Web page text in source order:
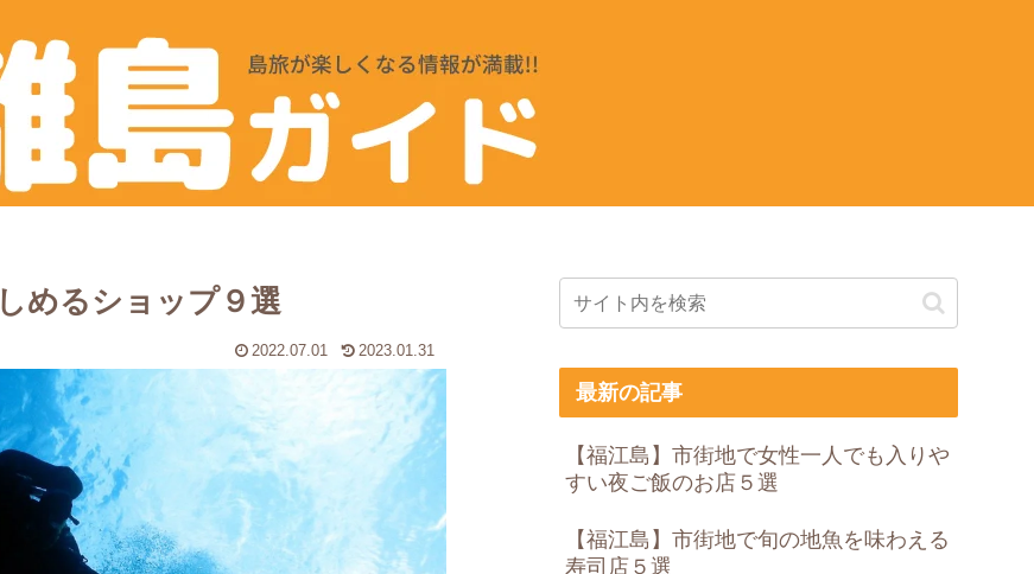
めるショップ９選
2022.07.01 2023.01.31
最新の記事
【福江島】市街地で女性一人でも入りや
すい夜ご飯のお店５選
【福江島】市街地で旬の地魚を味わえる
寿司店５選